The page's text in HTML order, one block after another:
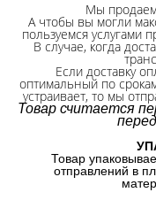
Мы
А чтобы вы могли
пользуемся услугами
В случае, когда
Если доставку
оптимальный по
устраивает, то мы
Товар считается
Товар
отправлений в